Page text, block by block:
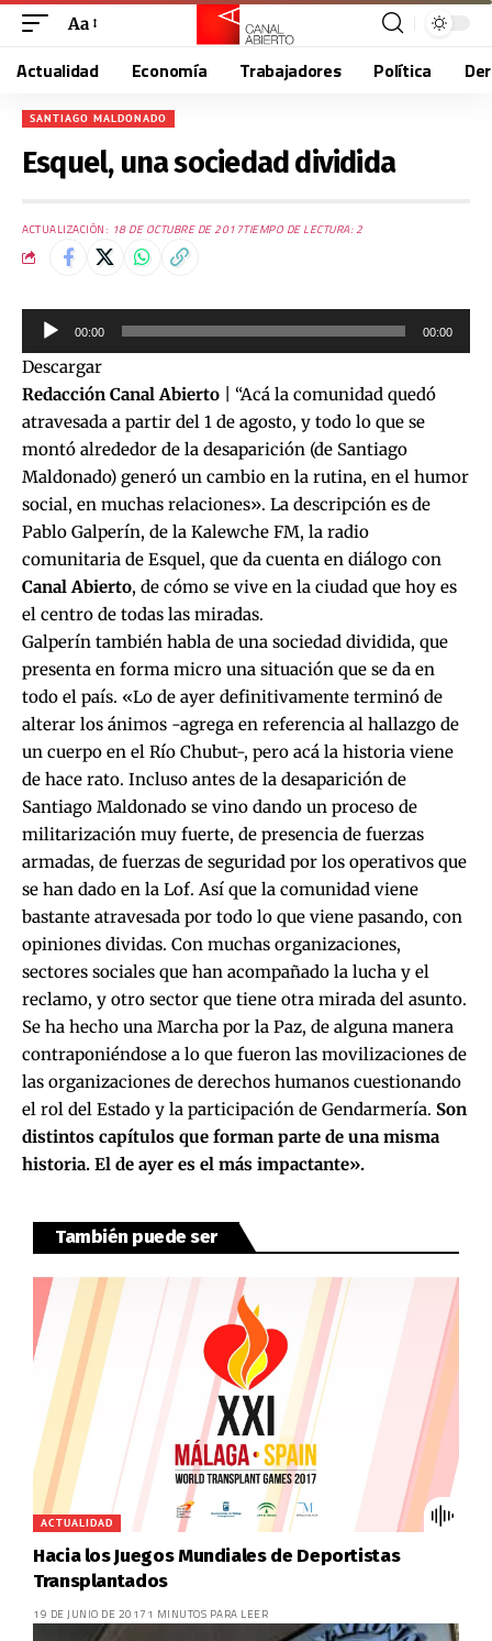
Aa
Actualidad Economía Trabajadores Política
SANTIAGO MALDONADO
Esquel, una sociedad dividida
ACTUALIZACIÓN: 18 DE OCTUBRE DE 2017TIEMPO DE LECTURA: 2
Reproductor
de
audio
00:00 00:00
Descargar
Redacción Canal Abierto | “Acá la comunidad quedó
atravesada a partir del 1 de agosto, y todo lo que se
montó alrededor de la desaparición (de Santiago
Maldonado) generó un cambio en la rutina, en el humor
social, en muchas relaciones». La descripción es de
Pablo Galperín, de la Kalewche FM, la radio
comunitaria de Esquel, que da cuenta en diálogo con
Canal Abierto, de cómo se vive en la ciudad que hoy es
el centro de todas las miradas.
Galperín también habla de una sociedad dividida, que
presenta en forma micro una situación que se da en
todo el país. «Lo de ayer definitivamente terminó de
alterar los ánimos -agrega en referencia al hallazgo de
un cuerpo en el Río Chubut-, pero acá la historia viene
de hace rato. Incluso antes de la desaparición de
Santiago Maldonado se vino dando un proceso de
militarización muy fuerte, de presencia de fuerzas
armadas, de fuerzas de seguridad por los operativos que
se han dado en la Lof. Así que la comunidad viene
bastante atravesada por todo lo que viene pasando, con
opiniones dividas. Con muchas organizaciones,
sectores sociales que han acompañado la lucha y el
reclamo, y otro sector que tiene otra mirada del asunto.
Se ha hecho una Marcha por la Paz, de alguna manera
contraponiéndose a lo que fueron las movilizaciones de
las organizaciones de derechos humanos cuestionando
el rol del Estado y la participación de Gendarmería. Son
distintos capítulos que forman parte de una misma
historia. El de ayer es el más impactante».
También puede ser
ACTUALIDAD
Hacia los Juegos Mundiales de Deportistas
Transplantados
19 DE JUNIO DE 2017 1 MINUTOS PARA LEER